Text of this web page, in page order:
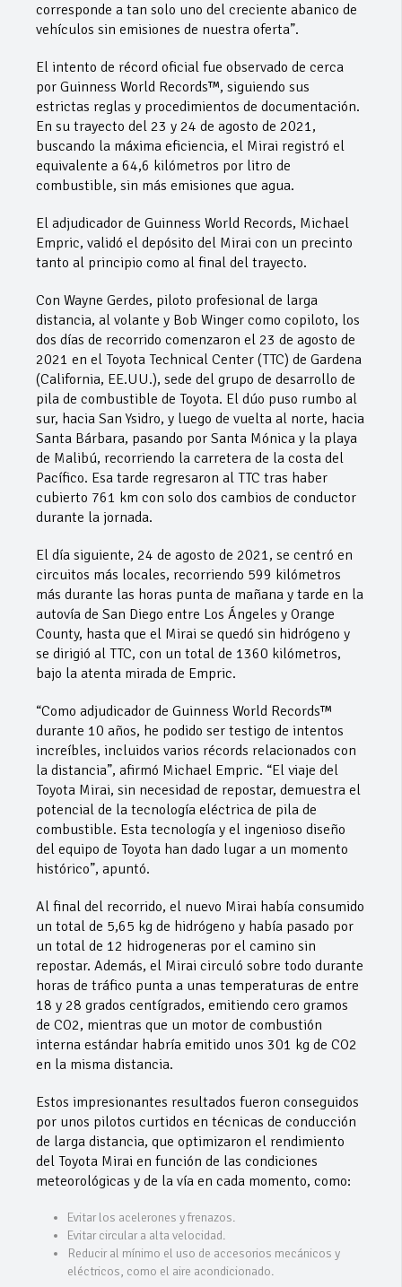
corresponde a tan solo uno del creciente abanico de
vehículos sin emisiones de nuestra oferta”.
El intento de récord oficial fue observado de cerca
por Guinness World Records™, siguiendo sus
estrictas reglas y procedimientos de documentación.
En su trayecto del 23 y 24 de agosto de 2021,
buscando la máxima eficiencia, el Mirai registró el
equivalente a 64,6 kilómetros por litro de
combustible, sin más emisiones que agua.
El adjudicador de Guinness World Records, Michael
Empric, validó el depósito del Mirai con un precinto
tanto al principio como al final del trayecto.
Con Wayne Gerdes, piloto profesional de larga
distancia, al volante y Bob Winger como copiloto, los
dos días de recorrido comenzaron el 23 de agosto de
2021 en el Toyota Technical Center (TTC) de Gardena
(California, EE.UU.), sede del grupo de desarrollo de
pila de combustible de Toyota. El dúo puso rumbo al
sur, hacia San Ysidro, y luego de vuelta al norte, hacia
Santa Bárbara, pasando por Santa Mónica y la playa
de Malibú, recorriendo la carretera de la costa del
Pacífico. Esa tarde regresaron al TTC tras haber
cubierto 761 km con solo dos cambios de conductor
durante la jornada.
El día siguiente, 24 de agosto de 2021, se centró en
circuitos más locales, recorriendo 599 kilómetros
más durante las horas punta de mañana y tarde en la
autovía de San Diego entre Los Ángeles y Orange
County, hasta que el Mirai se quedó sin hidrógeno y
se dirigió al TTC, con un total de 1360 kilómetros,
bajo la atenta mirada de Empric.
“Como adjudicador de Guinness World Records™
durante 10 años, he podido ser testigo de intentos
increíbles, incluidos varios récords relacionados con
la distancia”, afirmó Michael Empric. “El viaje del
Toyota Mirai, sin necesidad de repostar, demuestra el
potencial de la tecnología eléctrica de pila de
combustible. Esta tecnología y el ingenioso diseño
del equipo de Toyota han dado lugar a un momento
histórico”, apuntó.
Al final del recorrido, el nuevo Mirai había consumido
un total de 5,65 kg de hidrógeno y había pasado por
un total de 12 hidrogeneras por el camino sin
repostar. Además, el Mirai circuló sobre todo durante
horas de tráfico punta a unas temperaturas de entre
18 y 28 grados centígrados, emitiendo cero gramos
de CO2, mientras que un motor de combustión
interna estándar habría emitido unos 301 kg de CO2
en la misma distancia.
Estos impresionantes resultados fueron conseguidos
por unos pilotos curtidos en técnicas de conducción
de larga distancia, que optimizaron el rendimiento
del Toyota Mirai en función de las condiciones
meteorológicas y de la vía en cada momento, como:
Evitar los acelerones y frenazos.
Evitar circular a alta velocidad.
Reducir al mínimo el uso de accesorios mecánicos y
eléctricos, como el aire acondicionado.